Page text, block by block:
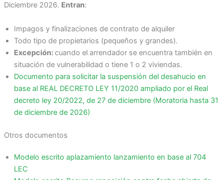
Diciembre 2026. Entran:
Impagos y finalizaciones de contrato de alquiler
Todo tipo de propietarios (pequeños y grandes).
Excepción:cuando el arrendador se encuentra también en
situación de vulnerabilidad o tiene 1 o 2 viviendas.
Documento para solicitar la suspensión del desahucio en
base al REAL DECRETO LEY 11/2020 ampliado por el Real
decreto ley 20/2022, de 27 de diciembre (Moratoria hasta 31
de diciembre de 2026)
Otros documentos
Modelo escrito aplazamiento lanzamiento en base al 704
LEC